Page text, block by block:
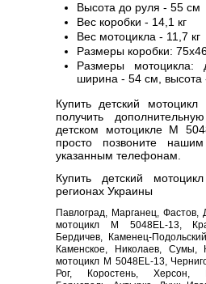
Высота до руля - 55 см
Вес коробки - 14,1 кг
Вес мотоцикла - 11,7 кг
Размеры коробки:
Размеры
ширина - 54 см, высота
Купить детский
получить
детском мотоцикле M
просто позвоните
указанным телефонам.
Купить детский
регионах Украины
Павлоград, Марганец, Фастов,
мотоцикл M 5048EL-13,
Бердичев, Каменец-
Каменское, Николаев, Сумы,
мотоцикл M 5048EL-13,
Рог, Коростень, Херсон,